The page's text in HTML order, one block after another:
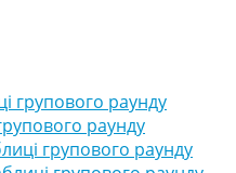
групового раунду
раунду
групового раунду